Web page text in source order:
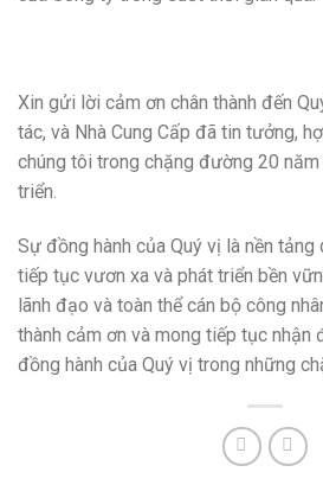
Xin gửi lời cảm ơn chân thành đến
tác, và Nhà Cung Cấp đã tin tưởng,
chúng tôi trong chặng đường 20 năm
triển.
Sự đồng hành của Quý vị là nền
tiếp tục vươn xa và phát triển bền
lãnh đạo và toàn thể cán bộ công
thành cảm ơn và mong tiếp tục
đồng hành của Quý vị trong những